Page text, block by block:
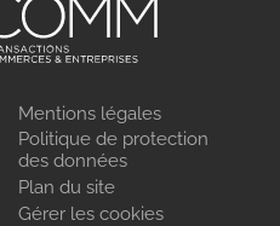
Mentions légales
Politique de protection
des données
Plan du site
Gérer les cookies